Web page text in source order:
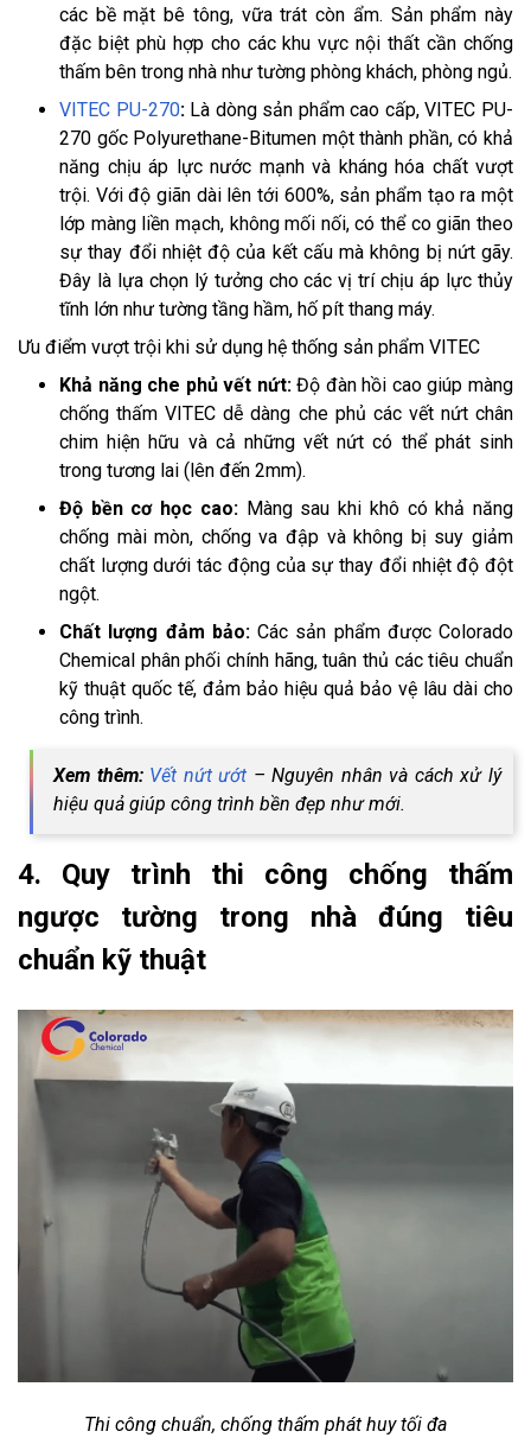
các bề mặt bê tông, vữa trát còn ẩm. Sản phẩm này
đặc biệt phù hợp cho các khu vực nội thất cần chống
thấm bên trong nhà như tường phòng khách, phòng ngủ.
VITEC PU-270: Là dòng sản phẩm cao cấp, VITEC PU-
270 gốc Polyurethane-Bitumen một thành phần, có khả
năng chịu áp lực nước mạnh và kháng hóa chất vượt
trội. Với độ giãn dài lên tới 600%, sản phẩm tạo ra một
lớp màng liền mạch, không mối nối, có thể co giãn theo
sự thay đổi nhiệt độ của kết cấu mà không bị nứt gãy.
Đây là lựa chọn lý tưởng cho các vị trí chịu áp lực thủy
tĩnh lớn như tường tầng hầm, hố pít thang máy.
Ưu điểm vượt trội khi sử dụng hệ thống sản phẩm VITEC
Khả năng che phủ vết nứt:Độ đàn hồi cao giúp màng
chống thấm VITEC dễ dàng che phủ các vết nứt chân
chim hiện hữu và cả những vết nứt có thể phát sinh
trong tương lai (lên đến 2mm).
Độ bền cơ học cao:Màng sau khi khô có khả năng
chống mài mòn, chống va đập và không bị suy giảm
chất lượng dưới tác động của sự thay đổi nhiệt độ đột
ngột.
Chất lượng đảm bảo:Các sản phẩm được Colorado
Chemical phân phối chính hãng, tuân thủ các tiêu chuẩn
kỹ thuật quốc tế, đảm bảo hiệu quả bảo vệ lâu dài cho
công trình.
Xem thêm: Vết nứt ướt – Nguyên nhân và cách xử lý
hiệu quả giúp công trình bền đẹp như mới.
4. Quy trình thi công chống thấm
ngược tường trong nhà đúng tiêu
chuẩn kỹ thuật
Thi công chuẩn, chống thấm phát huy tối đa